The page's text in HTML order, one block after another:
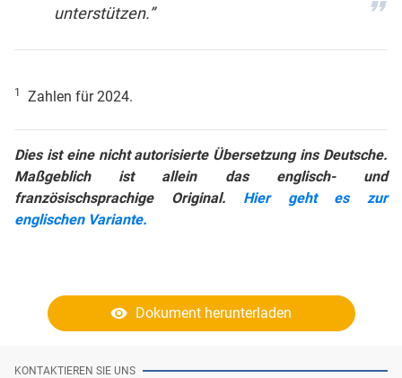
unterstützen.”
1 Zahlen für 2024.
Dies ist eine nicht autorisierte Übersetzung ins Deutsche.
Maßgeblich ist allein das englisch- und
französischsprachige Original. Hier geht es zur
englischen Variante.
Dokument herunterladen
KONTAKTIEREN SIE UNS